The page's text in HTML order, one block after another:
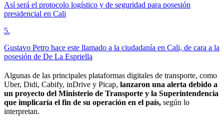
Así será el protocolo logístico y de seguridad para posesión
presidencial en Cali
5.
Gustavo Petro hace este llamado a la ciudadanía en Cali, de cara a la
posesión de De La Espriella
Algunas de las principales plataformas digitales de transporte, como
Uber, Didi, Cabify, inDrive y Picap, lanzaron una alerta debido a
un proyecto del Ministerio de Transporte y la Superintendencia
que implicaría el fin de su operación en el país, según lo
interpretan.